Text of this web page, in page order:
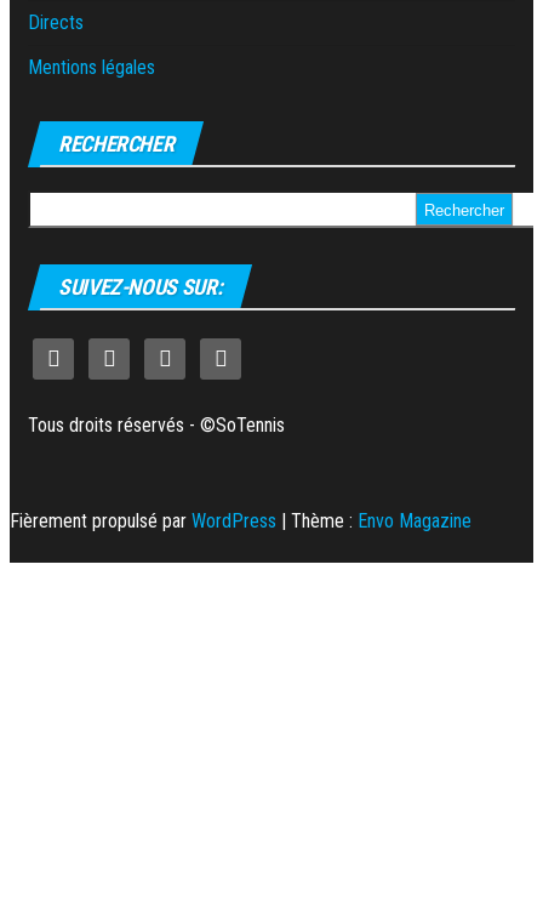
Directs
Mentions légales
RECHERCHER
SUIVEZ-NOUS SUR:
Tous droits réservés - ©SoTennis
Fièrement propulsé par WordPress | Thème : Envo Magazine